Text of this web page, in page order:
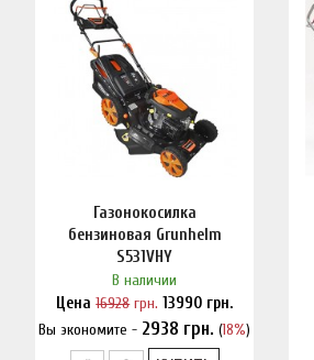
Газонокосилка
бензиновая Grunhelm
S531VHY
В наличии
Цена16928грн. 13990 грн.
Вы экономите - 2938 грн. (18%)
Нашли дешевле?